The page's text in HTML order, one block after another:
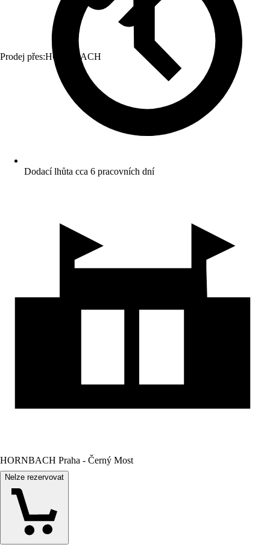
Prodej přes:HORNBACH
Dodací lhůta cca 6 pracovních dní
HORNBACH Praha - Černý Most
Nelze rezervovat